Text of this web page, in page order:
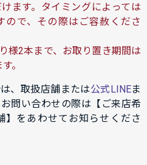
ます。タイミングによっては
ので、その際はご容赦くださ
様2本まで、お取り置き期間は
。
、取扱店舗または公式LINEま
問い合わせの際は【ご来店希
】をあわせてお知らせくださ